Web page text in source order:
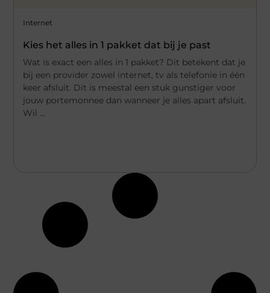
Internet
Kies het alles in 1 pakket dat bij je past
Wat is exact een alles in 1 pakket? Dit betekent dat je
bij een provider zowel internet, tv als telefonie in één
keer afsluit. Dit is meestal een stuk gunstiger voor
jouw portemonnee dan wanneer je alles apart afsluit.
Wil ...